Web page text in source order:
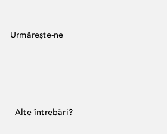
Urmărește-ne
Alte întrebări?